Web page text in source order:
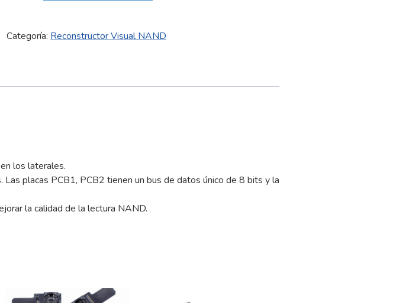
Categoría: Reconstructor Visual NAND
los laterales.
placas PCB1, PCB2 tienen un bus de datos único de 8 bits y la
la calidad de la lectura NAND.